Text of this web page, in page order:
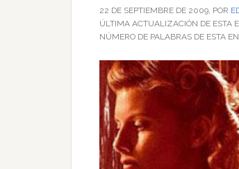
22 DE SEPTIEMBRE DE 2009, POR
ÚLTIMA ACTUALIZACIÓN DE ESTA
NÚMERO DE PALABRAS DE ESTA